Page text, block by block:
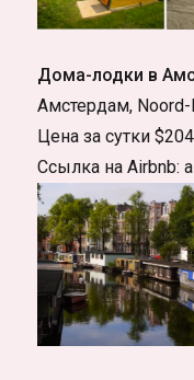
Дома-лодки в
Амстердам,
Цена за сутки $204
Ссылка на Airbnb: